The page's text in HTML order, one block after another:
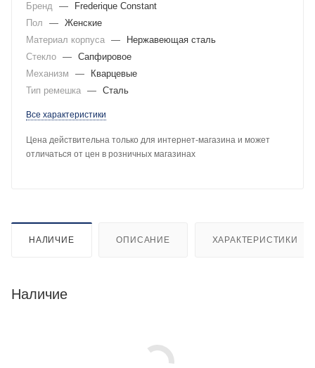
Бренд —
Frederique Constant
Пол
— Женские
Материал корпуса —
Нержавеющая сталь
Стекло — Сапфировое
Механизм
—
Кварцевые
Тип ремешка — Сталь
Все характеристики
Цена действительна только для интернет-магазина и может
отличаться от цен в розничных магазинах
НАЛИЧИЕ ОПИСАНИЕ ХАРАКТЕРИСТИКИ
Наличие